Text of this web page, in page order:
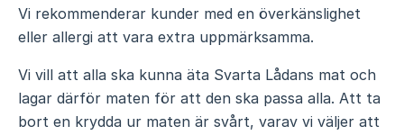
Vi rekommenderar kunder med en överkänslighet
eller allergi att vara extra uppmärksamma.
Vi vill att alla ska kunna äta Svarta Lådans mat och
lagar därför maten för att den ska passa alla. Att ta
bort en krydda ur maten är svårt, varav vi väljer att